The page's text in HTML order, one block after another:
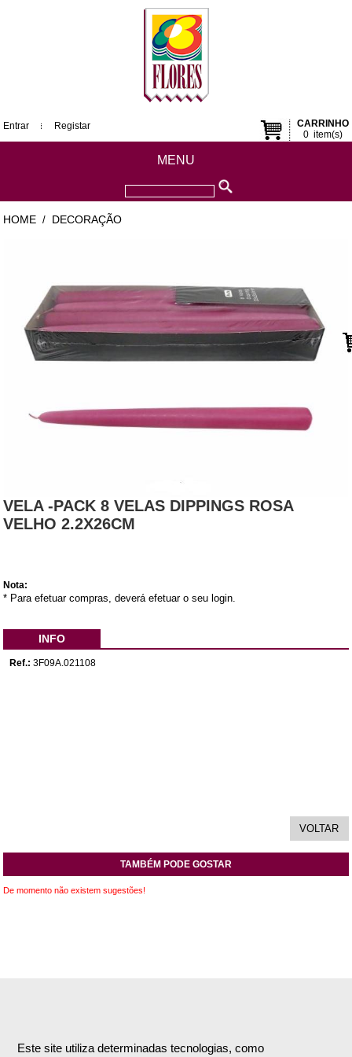
Este site utiliza determinadas tecnologias, como
CARRINHO
0item(s)
Entrar Registar
MENU
HOME / DECORAÇÃO
VELA -PACK 8 VELAS DIPPINGS ROSA
VELHO 2.2X26CM
Nota:
* Para efetuar compras, deverá efetuar o seu login.
INFO
Ref.: 3F09A.021108
TAMBÉM PODE GOSTAR
De momento não existem sugestões!
Empresa
Encomendas & Pagamentos